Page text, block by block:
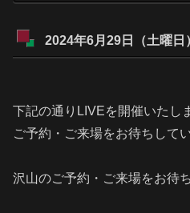
2024年6月29日（土曜日
下記の通りLIVEを開催いたし
ご予約・ご来場をお待ちして
沢山のご予約・ご来場をお待